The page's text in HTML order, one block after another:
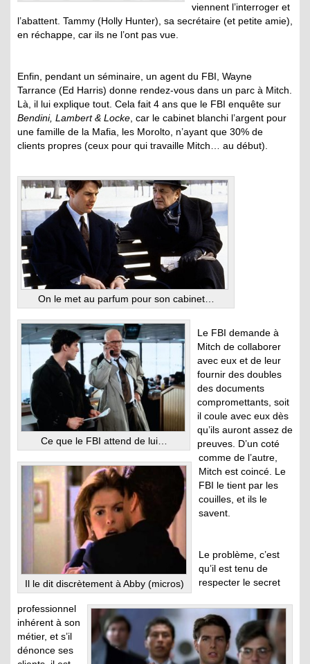
viennent l’interroger et
l’abattent. Tammy (Holly Hunter), sa secrétaire (et petite amie),
en réchappe, car ils ne l’ont pas vue.
Enfin, pendant un séminaire, un agent du FBI, Wayne
Tarrance (Ed Harris) donne rendez-vous dans un parc à Mitch.
Là, il lui explique tout. Cela fait 4 ans que le FBI enquête sur
Bendini, Lambert & Locke, car le cabinet blanchi l’argent pour
une famille de la Mafia, les Morolto, n’ayant que 30% de
clients propres (ceux pour qui travaille Mitch… au début).
On le met au parfum pour son cabinet…
Ce que le FBI attend de lui…
Il le dit discrètement à Abby (micros)
Le FBI demande à
Mitch de collaborer
avec eux et de leur
fournir des doubles
des documents
compromettants, soit
il coule avec eux dès
qu’ils auront assez de
preuves. D’un coté
comme de l’autre,
Mitch est coincé. Le
FBI le tient par les
couilles, et ils le
savent.
Le problème, c’est
qu’il est tenu de
respecter le secret
professionnel
inhérent à son
métier, et s’il
dénonce ses